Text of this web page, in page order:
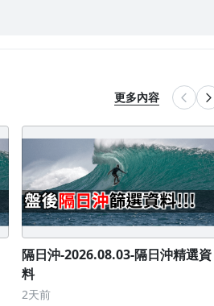
更多內容
隔日沖-2026.08.03-隔日沖精選資
料
2天前